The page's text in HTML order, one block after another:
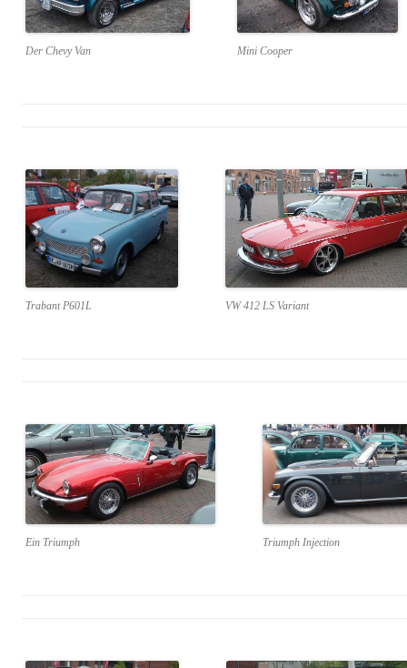
Der Chevy Van Mini Cooper
Trabant P601L VW 412 LS Variant
Ein Triumph Triumph Injection